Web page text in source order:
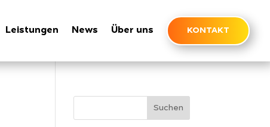
Leistungen News Über uns KONTAKT
Suchen